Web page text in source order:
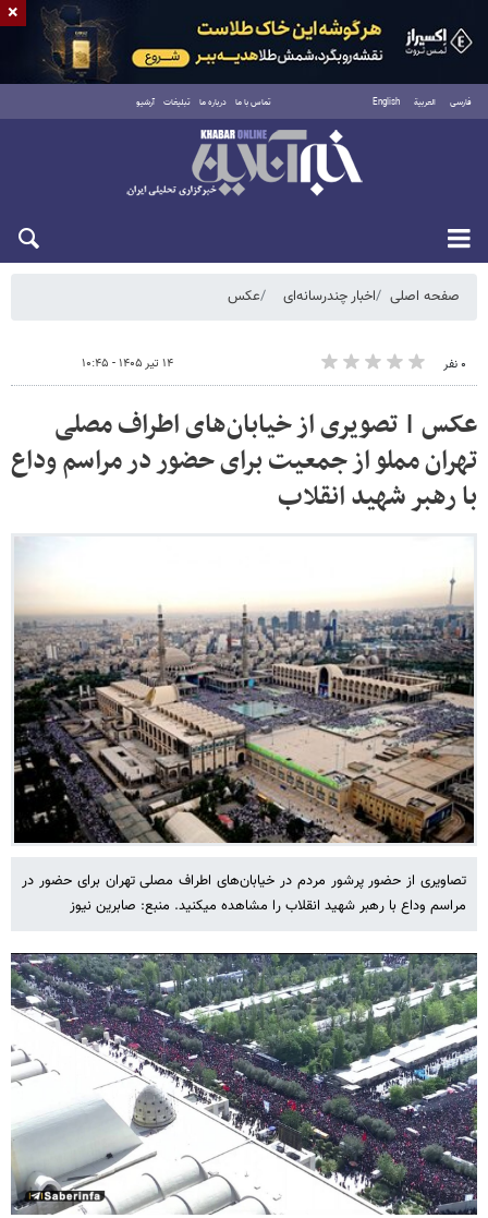
فارسی العربية English تماس با ما درباره ما تبلیغات آرشیو
شنبه ۱۷ مرداد ۱۴۰۵
صفحه اصلی اخبار چندرسانه‌ای عکس
۰ نفر ۱۴ تیر ۱۴۰۵ - ۱۰:۴۵
عکس | تصویری از خیابان‌های اطراف مصلی
تهران مملو از جمعیت برای حضور در مراسم وداع
با رهبر شهید انقلاب
تصاویری از حضور پرشور مردم در خیابان‌های اطراف مصلی تهران برای حضور در
مراسم وداع با رهبر شهید انقلاب را مشاهده میکنید. منبع: صابرین نیوز
×